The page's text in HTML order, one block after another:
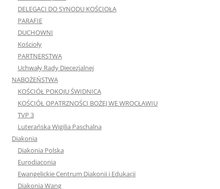
Kościoły
PARTNERSTWA
Uchwały Rady Diecezjalnej
NABOŻEŃSTWA
KOŚCIÓŁ POKOJU ŚWIDNICA
KOŚCIÓŁ OPATRZNOŚCI BOŻEJ WE WROCŁAWIU
TVP 3
Luterańska Wigilia Paschalna
Diakonia
Diakonia Polska
Eurodiaconia
Ewangelickie Centrum Diakonii i Edukacji
Diakonia Wang
Diakonia Lubań
Diakonia Legnica
Diakonia Cieplicka